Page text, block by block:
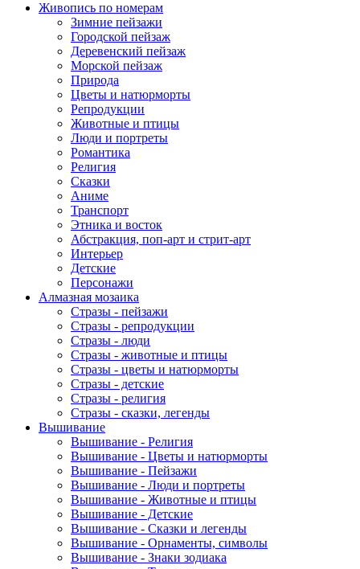
Живопись по номерам
Зимние пейзажи
Городской пейзаж
Деревенский пейзаж
Морской пейзаж
Природа
Цветы и натюрморты
Репродукции
Животные и птицы
Люди и портреты
Романтика
Религия
Сказки
Аниме
Транспорт
Этника и восток
Абстракция, поп-арт и стрит-арт
Интерьер
Детские
Персонажи
Алмазная мозаика
Стразы - пейзажи
Стразы - репродукции
Стразы - люди
Стразы - животные и птицы
Стразы - цветы и натюрморты
Стразы - детские
Стразы - религия
Стразы - сказки, легенды
Вышивание
Вышивание - Религия
Вышивание - Цветы и натюрморты
Вышивание - Пейзажи
Вышивание - Люди и портреты
Вышивание - Животные и птицы
Вышивание - Детские
Вышивание - Сказки и легенды
Вышивание - Орнаменты, символы
Вышивание - Знаки зодиака